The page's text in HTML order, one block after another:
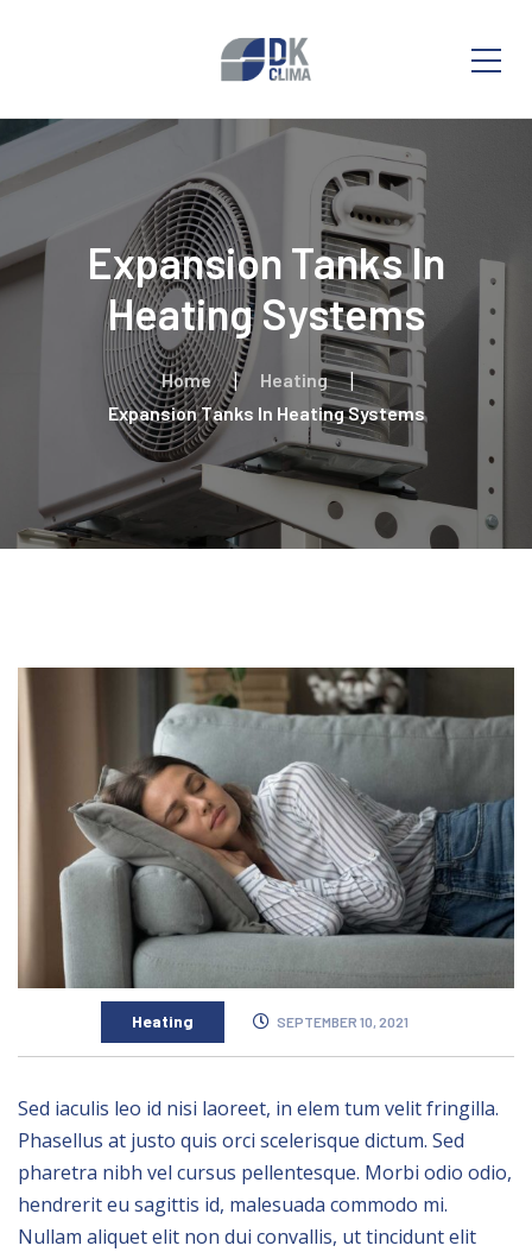
Expansion Tanks In
Heating Systems
Home
Heating
Expansion Tanks In Heating Systems
Heating SEPTEMBER 10, 2021
Sed iaculis leo id nisi laoreet, in elem tum velit fringilla.
Phasellus at justo quis orci scelerisque dictum. Sed
pharetra nibh vel cursus pellentesque. Morbi odio odio,
hendrerit eu sagittis id, malesuada commodo mi.
Nullam aliquet elit non dui convallis, ut tincidunt elit